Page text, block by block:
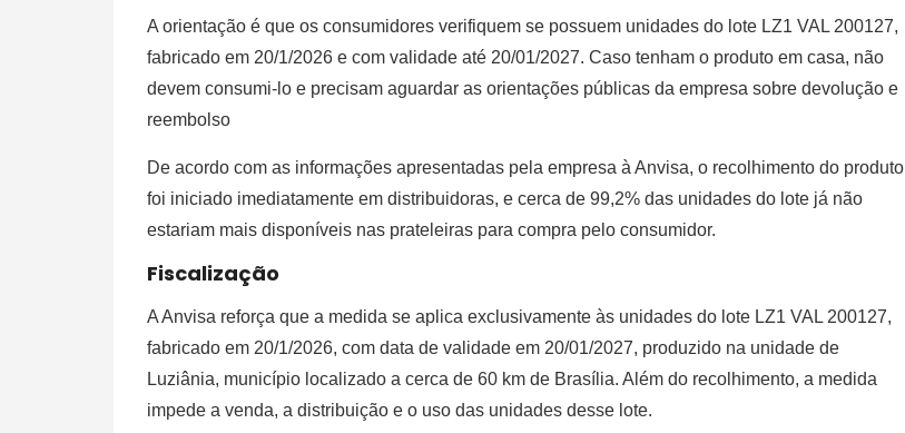
A orientação é que os consumidores verifiquem se possuem unidades do lote LZ1 VAL 200127,
fabricado em 20/1/2026 e com validade até 20/01/2027. Caso tenham o produto em casa, não
devem consumi-lo e precisam aguardar as orientações públicas da empresa sobre devolução e
reembolso
De acordo com as informações apresentadas pela empresa à Anvisa, o recolhimento do produto
foi iniciado imediatamente em distribuidoras, e cerca de 99,2% das unidades do lote já não
estariam mais disponíveis nas prateleiras para compra pelo consumidor.
Fiscalização
A Anvisa reforça que a medida se aplica exclusivamente às unidades do lote LZ1 VAL 200127,
fabricado em 20/1/2026, com data de validade em 20/01/2027, produzido na unidade de
Luziânia, município localizado a cerca de 60 km de Brasília. Além do recolhimento, a medida
impede a venda, a distribuição e o uso das unidades desse lote.